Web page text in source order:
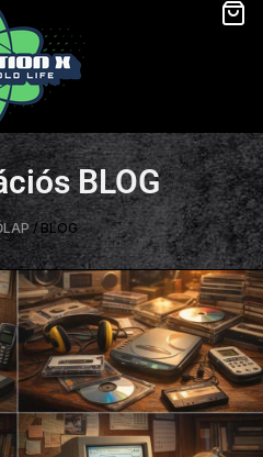
BLOG
/ BLOG